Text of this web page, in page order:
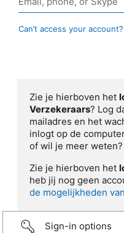
Can’t access your account?
Zie je hierboven het
Verzekeraars? Log
mailadres en het
inlogt op de
of wil je meer
Zie je hierboven het
heb jij nog geen
de mogelijkheden
Sign-in options